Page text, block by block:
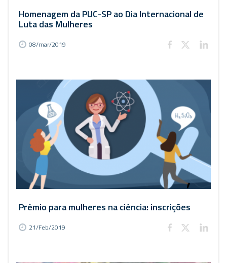
Homenagem da PUC-SP ao Dia Internacional de
Luta das Mulheres
08/mar/2019
Prêmio para mulheres na ciência: inscrições
21/Feb/2019